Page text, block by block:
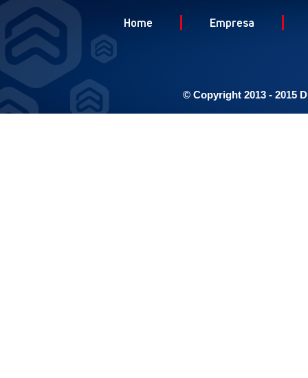
Home Empresa
© Copyright 2013 - 2015